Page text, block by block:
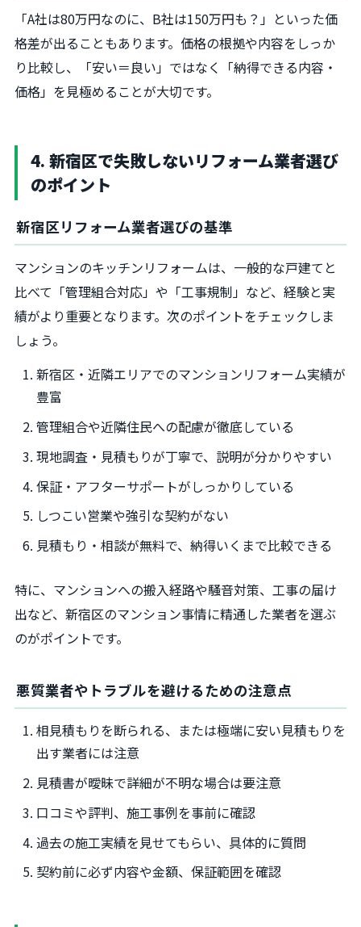
「A社は80万円なのに、B社は150万円も？」といった価
格差が出ることもあります。価格の根拠や内容をしっか
り比較し、「安い＝良い」ではなく「納得できる内容・
価格」を見極めることが大切です。
4. 新宿区で失敗しないリフォーム業者選び
のポイント
新宿区リフォーム業者選びの基準
マンションのキッチンリフォームは、一般的な戸建てと
比べて「管理組合対応」や「工事規制」など、経験と実
績がより重要となります。次のポイントをチェックしま
しょう。
新宿区・近隣エリアでのマンションリフォーム実績が
豊富
管理組合や近隣住民への配慮が徹底している
現地調査・見積もりが丁寧で、説明が分かりやすい
保証・アフターサポートがしっかりしている
しつこい営業や強引な契約がない
見積もり・相談が無料で、納得いくまで比較できる
特に、マンションへの搬入経路や騒音対策、工事の届け
出など、新宿区のマンション事情に精通した業者を選ぶ
のがポイントです。
悪質業者やトラブルを避けるための注意点
相見積もりを断られる、または極端に安い見積もりを
出す業者には注意
見積書が曖昧で詳細が不明な場合は要注意
口コミや評判、施工事例を事前に確認
過去の施工実績を見せてもらい、具体的に質問
契約前に必ず内容や金額、保証範囲を確認